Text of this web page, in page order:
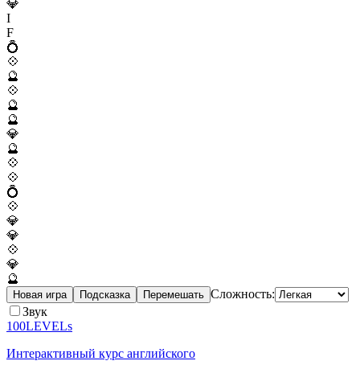
💎
I
F
💍
💠
🔮
💠
🔮
🔮
💎
🔮
💠
💠
💍
💠
💎
💎
💠
💎
🔮
Новая игра Подсказка Перемешать Сложность:
Звук
100LEVELs
Интерактивный курс английского